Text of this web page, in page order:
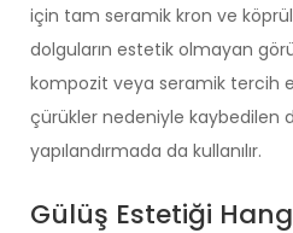
için tam seramik kron ve
dolguların estetik olmayan
kompozit veya seramik tercih
çürükler nedeniyle kaybedilen
yapılandırmada da kullanılır.
Gülüş Estetiği